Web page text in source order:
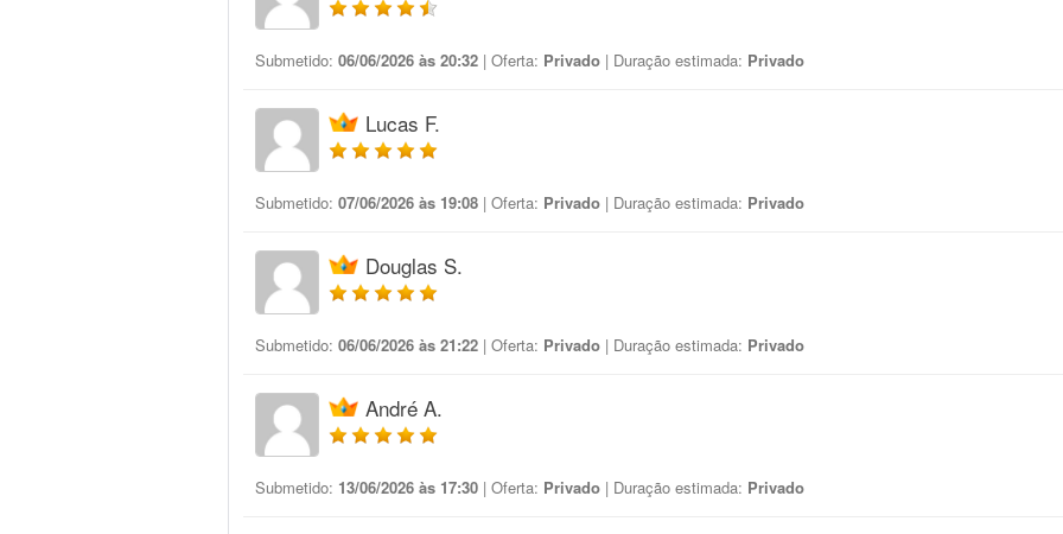
Submetido: 06/06/2026 às 20:32 | Oferta: Privado | Duração estimada: Privado
Lucas F.
Submetido: 07/06/2026 às 19:08 | Oferta: Privado | Duração estimada: Privado
Douglas S.
Submetido: 06/06/2026 às 21:22 | Oferta: Privado | Duração estimada: Privado
André A.
Submetido: 13/06/2026 às 17:30 | Oferta: Privado | Duração estimada: Privado